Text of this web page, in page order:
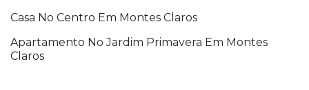
Casa No Centro Em Montes Claros
Apartamento No Jardim Primavera Em Montes
Claros